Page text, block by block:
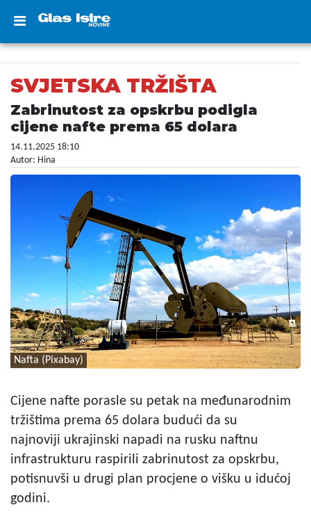
SVJETSKA TRŽIŠTA
Zabrinutost za opskrbu podigla
cijene nafte prema 65 dolara
14.11.2025 18:10
Autor: Hina
Nafta (Pixabay)
Cijene nafte porasle su petak na međunarodnim
tržištima prema 65 dolara budući da su
najnoviji ukrajinski napadi na rusku naftnu
infrastrukturu raspirili zabrinutost za opskrbu,
potisnuvši u drugi plan procjene o višku u idućoj
godini.